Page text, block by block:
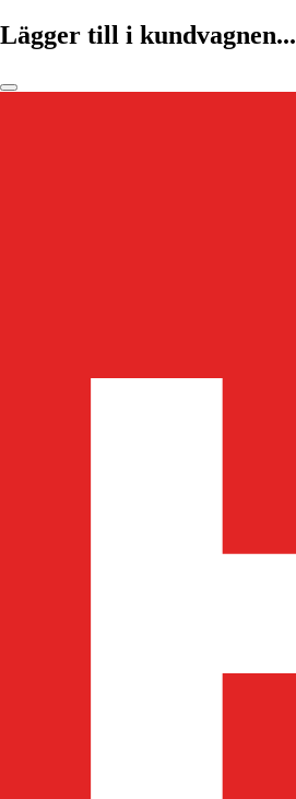
Lägger till i kundvagnen...